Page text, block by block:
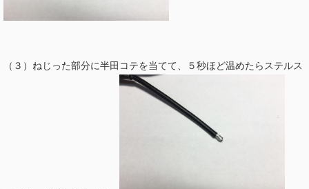
（３）ねじった部分に半田コテを当てて、５秒ほど温めたらステルス